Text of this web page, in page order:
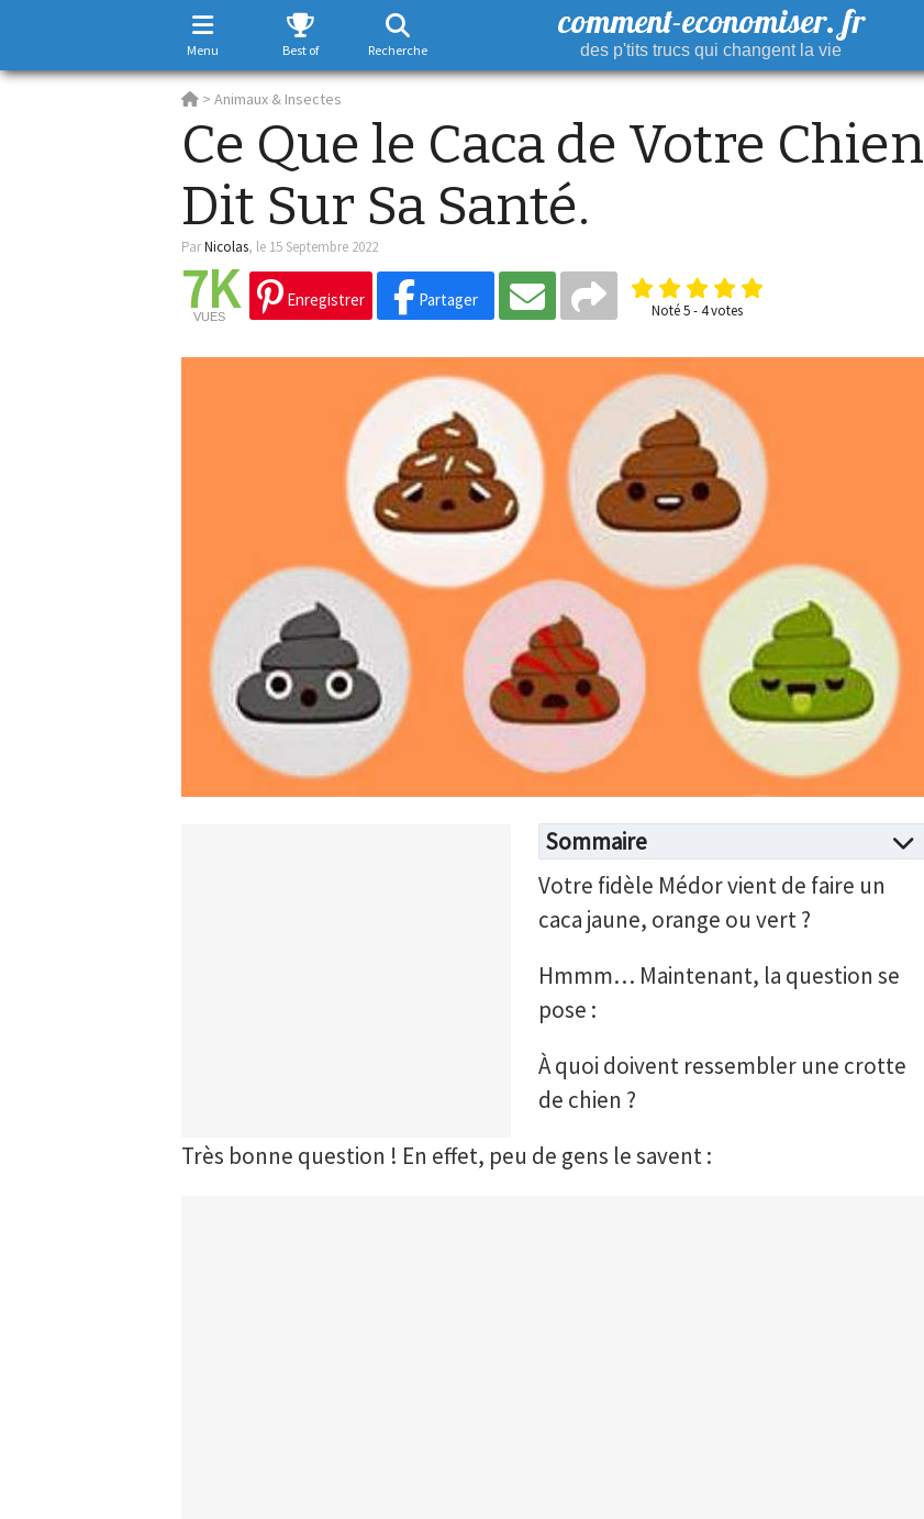
Menu Best of Recherche
comment-economiser. fr
des p'tits trucs qui changent la vie
> Animaux & Insectes
Ce Que le Caca de Votre Chien
Dit Sur Sa Santé.
ParNicolas, le 15 Septembre 2022
7K
VUES
Enregistrer Partager
Noté5-4 votes
Sommaire
Votre fidèle Médor vient de faire un
caca jaune, orange ou vert ?
Hmmm… Maintenant, la question se
pose :
À quoi doivent ressembler une crotte
de chien ?
Très bonne question ! En effet, peu de gens le savent :